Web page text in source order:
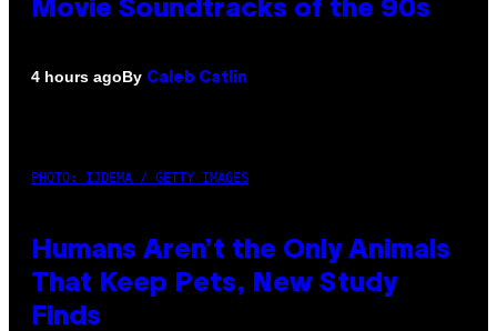
Movie Soundtracks of the 90s
4 hours agoBy Caleb Catlin
PHOTO: IJDEMA / GETTY IMAGES
Humans Aren’t the Only Animals
That Keep Pets, New Study
Finds